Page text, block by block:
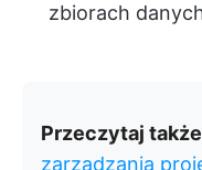
zbiorach
Przeczytaj
zarządzania